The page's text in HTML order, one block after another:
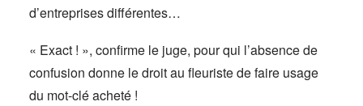
d’entreprises différentes…
« Exact ! », confirme le juge, pour qui l’absence de
confusion donne le droit au fleuriste de faire usage
du mot-clé acheté !